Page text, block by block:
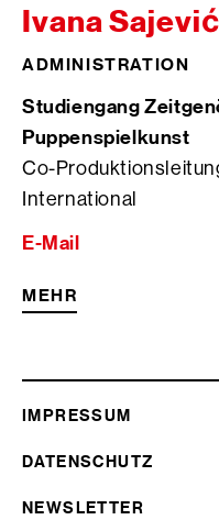
Ivana Sajević
ADMINISTRATION
Studiengang
Puppenspielkunst
Co-
International
E-Mail
MEHR
IMPRESSUM
DATENSCHUTZ
NEWSLETTER